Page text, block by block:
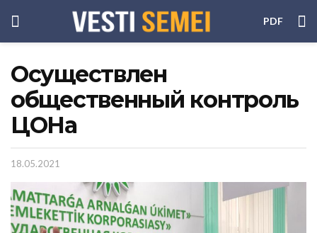
PDF
Осуществлен
общественный контроль
ЦОНа
18.05.2021